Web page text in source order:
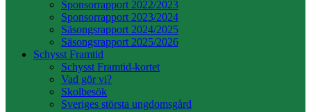
Sponsorrapport 2022/2023
Sponsorrapport 2023/2024
Säsongsrapport 2024/2025
Säsongsrapport 2025/2026
Schysst Framtid
Schysst Framtid-kortet
Vad gör vi?
Skolbesök
Sveriges största ungdomsgård